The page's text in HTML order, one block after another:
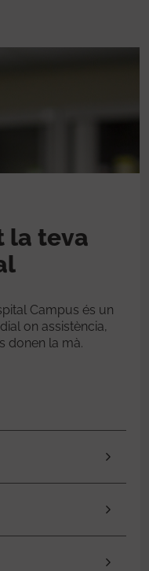
la teva
Campus és un
on assistència,
donen la mà.